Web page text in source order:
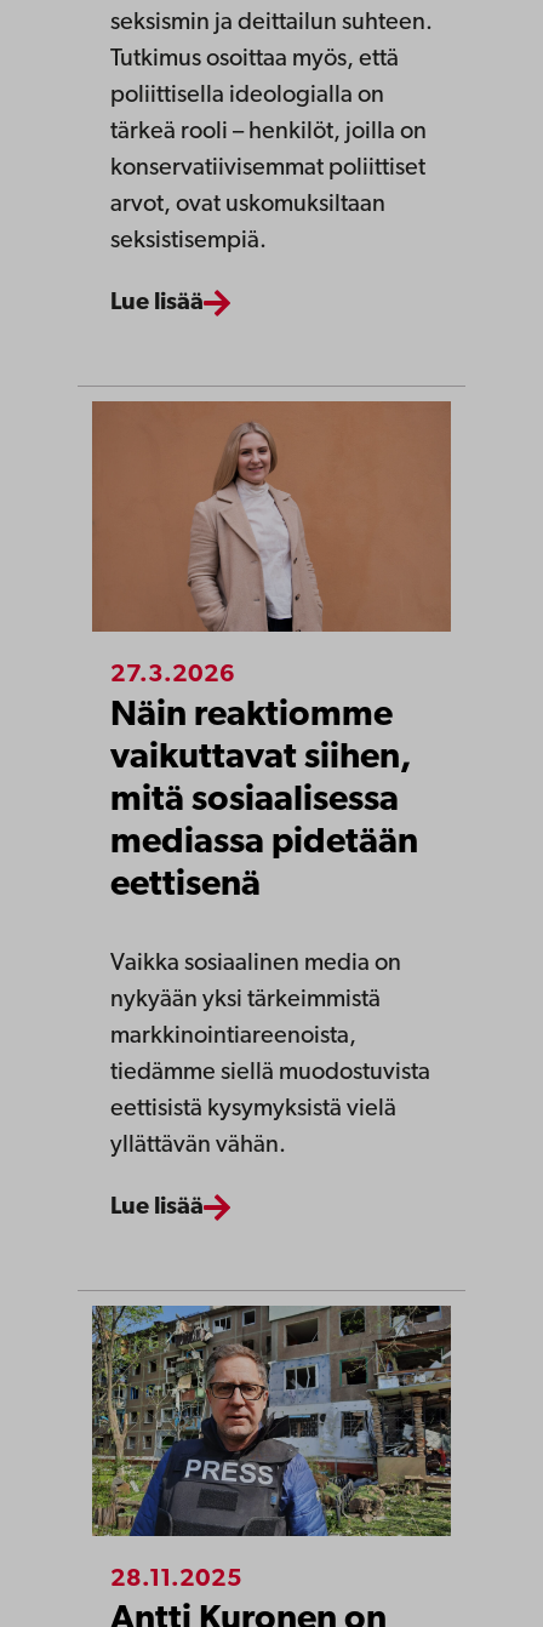
seksismin ja deittailun suhteen.
Tutkimus osoittaa myös, että
poliittisella ideologialla on
tärkeä rooli – henkilöt, joilla on
konservatiivisemmat poliittiset
arvot, ovat uskomuksiltaan
seksistisempiä.
Lue lisää
27.3.2026
Näin reaktiomme
vaikuttavat siihen,
mitä sosiaalisessa
mediassa pidetään
eettisenä
Vaikka sosiaalinen media on
nykyään yksi tärkeimmistä
markkinointiareenoista,
tiedämme siellä muodostuvista
eettisistä kysymyksistä vielä
yllättävän vähän.
Lue lisää
28.11.2025
Antti Kuronen on